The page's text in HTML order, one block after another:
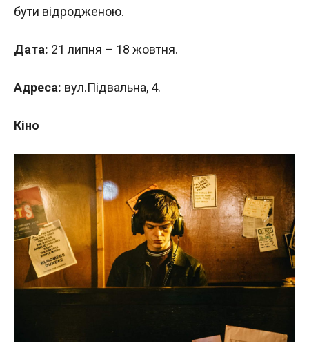
бути відродженою.
Дата: 21 липня – 18 жовтня.
Адреса: вул.Підвальна, 4.
Кіно